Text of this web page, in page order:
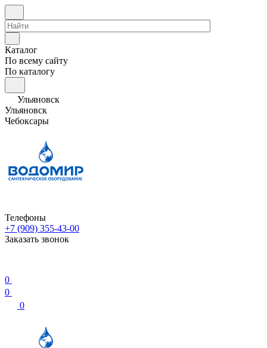
Каталог
По всему сайту
По каталогу
Ульяновск
Ульяновск
Чебоксары
Телефоны
+7 (909) 355-43-00
Заказать звонок
0
0
0